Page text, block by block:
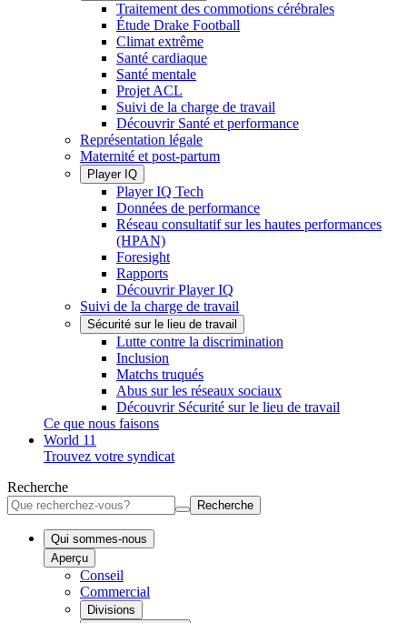
Traitement des commotions cérébrales
Étude Drake Football
Climat extrême
Santé cardiaque
Santé mentale
Projet ACL
Suivi de la charge de travail
Découvrir Santé et performance
Représentation légale
Maternité et post-partum
Player IQ
Player IQ Tech
Données de performance
Réseau consultatif sur les hautes performances
(HPAN)
Foresight
Rapports
Découvrir Player IQ
Suivi de la charge de travail
Sécurité sur le lieu de travail
Lutte contre la discrimination
Inclusion
Matchs truqués
Abus sur les réseaux sociaux
Découvrir Sécurité sur le lieu de travail
Ce que nous faisons
World 11
Trouvez votre syndicat
Recherche
Recherche
Qui sommes-nous
Aperçu
Conseil
Commercial
Divisions